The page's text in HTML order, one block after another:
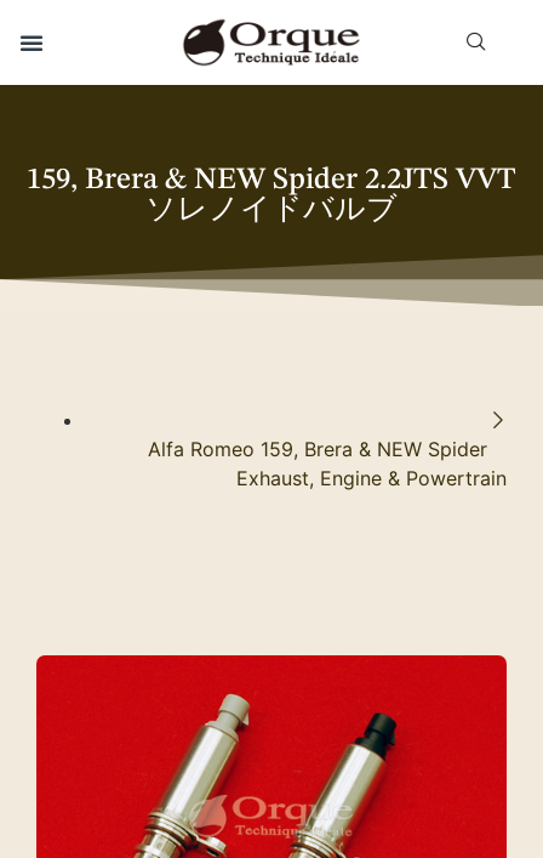
159, Brera & NEW Spider 2.2JTS VVT
ソレノイドバルブ
Alfa Romeo 159, Brera & NEW Spider
Exhaust, Engine & Powertrain